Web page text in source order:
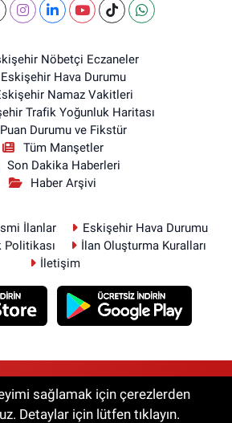
Nöbetçi Eczaneler
Eskişehir Hava Durumu
Namaz Vakitleri
Trafik Yoğunluk Haritası
Puan Durumu ve Fikstür
Tüm Manşetler
Son Dakika Haberleri
Haber Arşivi
İlanlar
Eskişehir Hava Durumu
Politikası
İlan Oluşturma Kuralları
İletişim
Copyright © 2026. Her hakkı saklıdır.
sağlamak için çerezlerden
Detaylar için lütfen tıklayın.